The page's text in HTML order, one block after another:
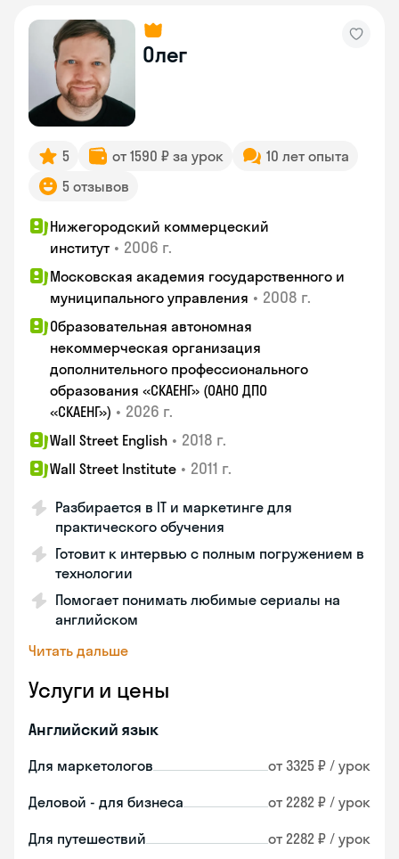
Олег
5 от 1590 ₽ за урок
10 лет опыта
5 отзывов
Нижегородский коммерцеский
институт • 2006 г.
Московская академия государственного и
муниципального управления • 2008 г.
Образовательная автономная
некоммерческая организация
дополнительного профессионального
образования «СКАЕНГ» (ОАНО ДПО
«СКАЕНГ») • 2026 г.
Wall Street English • 2018 г.
Wall Street Institute • 2011 г.
Разбирается в IT и маркетинге для
практического обучения
Готовит к интервью с полным погружением в
технологии
Помогает понимать любимые сериалы на
английском
Читать дальше
Услуги и цены
Английский язык
Для маркетологов от 3325 ₽ / урок
Деловой - для бизнеса от 2282 ₽ / урок
Для путешествий от 2282 ₽ / урок